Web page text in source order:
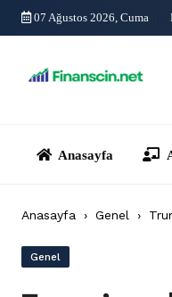
Skip
07 Ağustos 2026, Cuma
Anasayfa › Genel ›
Genel